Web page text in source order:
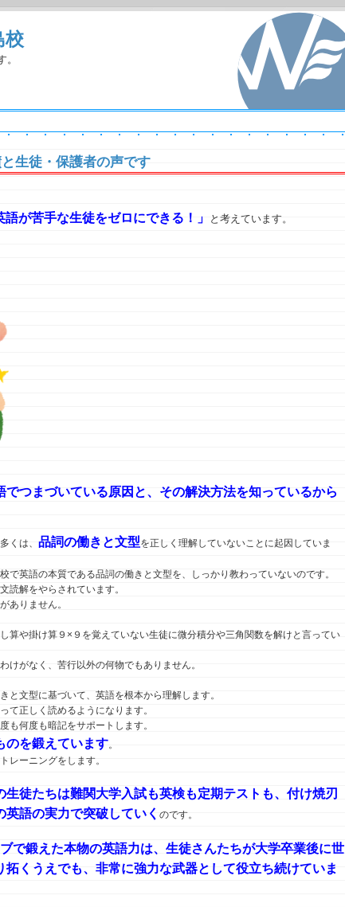
校
生徒・保護者の声です
語が苦手な生徒をゼロにできる！」 と考えています。
でつまづいている原因と、その解決方法を知っているから
くは、 品詞の働きと文型を正しく理解していないことに起因していま
で英語の本質である品詞の働きと文型を、しっかり教わっていないのです。
読解をやらされています。
ありません。
算や掛け算９×９を覚えていない生徒に微分積分や三角関数を解けと言ってい
けがなく、苦行以外の何物でもありません。
と文型に基づいて、英語を根本から理解します。
て正しく読めるようになります。
も何度も暗記をサポートします。
のを鍛えています。
レーニングをします。
生徒たちは難関大学入試も英検も定期テストも、付け焼刃
語の実力で突破していく のです。
で鍛えた本物の英語力は、生徒さんたちが大学卒業後に世
拓くうえでも、非常に強力な武器として役立ち続けていま